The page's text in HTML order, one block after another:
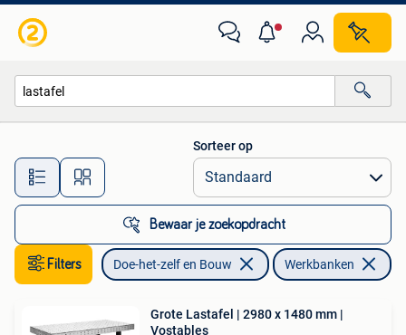
Alle afstanden…
Sorteer op
Bewaar je zoekopdracht
Filters Doe-het-zelf en Bouw Werkbanken
Grote Lastafel | 2980 x 1480 mm |
Vostables